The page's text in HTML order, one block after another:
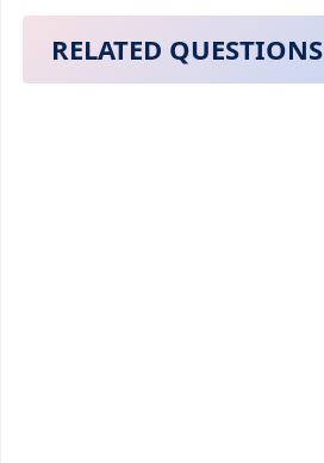
RELATED QUESTIONS